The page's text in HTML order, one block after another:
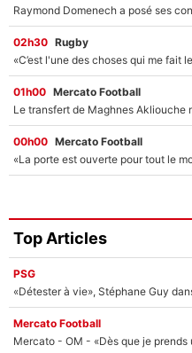
02h30 Rugby
01h00 Mercato Football
00h00 Mercato Football
Top Articles
PSG
«Détester à vie», Stéphane Guy
Mercato Football